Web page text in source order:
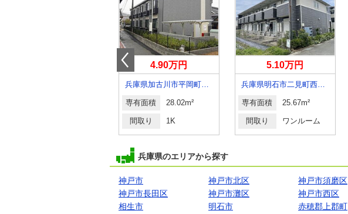
4.90万円
兵庫県加古川市平岡町新在家 １丁目
専有面積 28.02m²
間取り 1K
5.10万円
兵庫県明石市二見町西二見駅前２丁目
専有面積 25.67m²
間取り ワンルーム
兵庫県のエリアから探す
神戸市 神戸市北区 神戸市須磨区
神戸市長田区
神戸市灘区 神戸市西区
相生市
明石市 赤穂郡上郡町